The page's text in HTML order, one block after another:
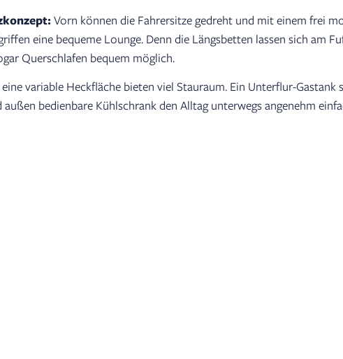
Vorn können die Fahrersitze gedreht und mit einem frei
eine bequeme Lounge. Denn die Längsbetten lassen sich am
Querschlafen bequem möglich.
variable Heckfläche bieten viel Stauraum. Ein Unterflur-
bedienbare Kühlschrank den Alltag unterwegs angenehm